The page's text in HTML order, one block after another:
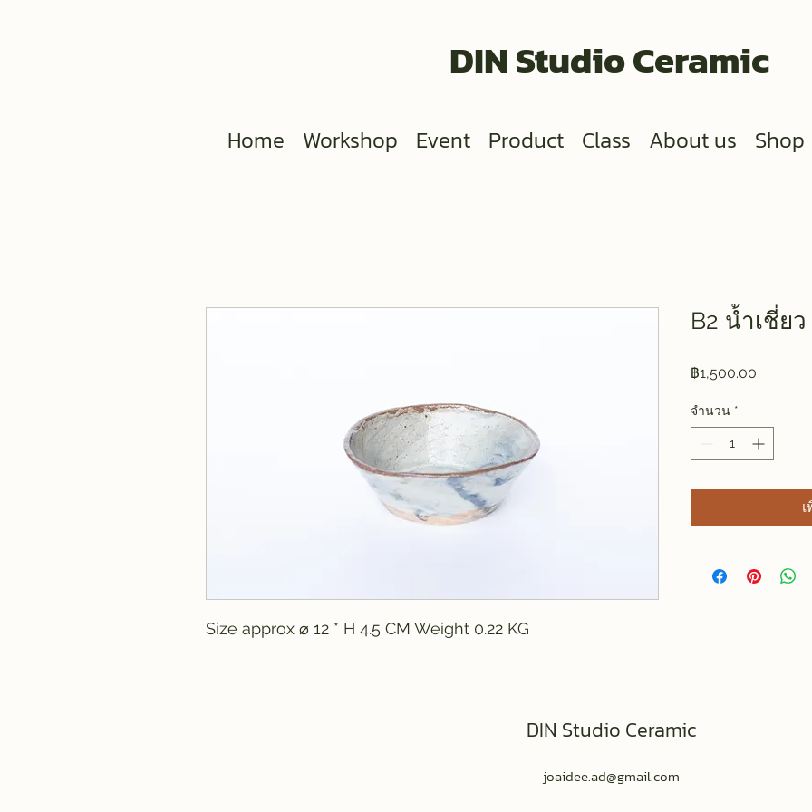
DIN Studio Ceramic
Home Workshop Event Product Class About us Shop
Size approx ⌀ 12 * H 4.5 CM Weight 0.22 KG
B2 น้ำเชี่ย
฿1,500.00
จำนวน *
DIN Studio Ceramic
joaidee.ad@gmail.com